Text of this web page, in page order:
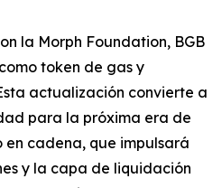
la Morph Foundation, BGB
token de gas y
actualización convierte a
para la próxima era de
en cadena, que impulsará
y la capa de liquidación